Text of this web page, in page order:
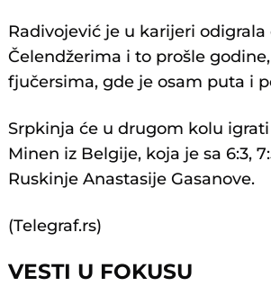
Radivojević je u karijeri
Čelendžerima i to prošle
fjučersima, gde je osam puta i
Srpkinja će u drugom kolu
Minen iz Belgije, koja je sa 6:3,
Ruskinje Anastasije Gasanove.
(Telegraf.rs)
VESTI U FOKUSU